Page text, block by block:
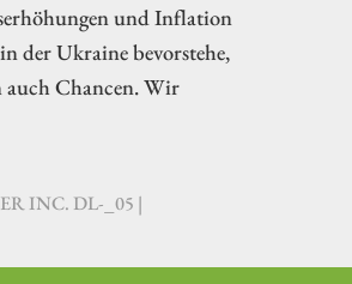
und Inflation
der Ukraine bevorstehe,
auch Chancen. Wir
INC. DL-_05 |